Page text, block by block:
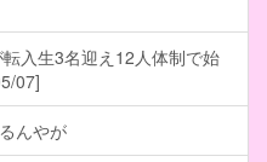
入生3名迎え12人体制で始
07]
んやが